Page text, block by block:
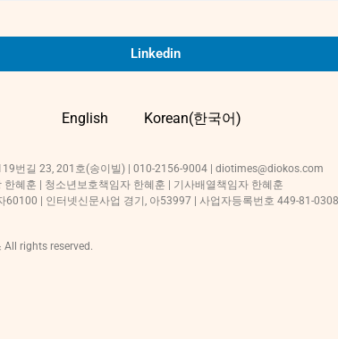
Linkedin
English Korean(한국어)
번길 23, 201호(송이빌) | 010-2156-9004 | diotimes@diokos.com
한혜훈 | 청소년보호책임자 한혜훈 | 기사배열책임자 한혜훈
60100 | 인터넷신문사업 경기, 아53997 | 사업자등록번호 449-81-
All rights reserved.